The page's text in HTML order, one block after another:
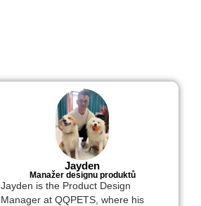
Jayden
Manažer designu produktů
Jayden is the Product Design
Manager at QQPETS, where his